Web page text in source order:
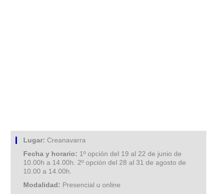
Lugar:Creanavarra
Fecha y horario: 1º opción del 19 al 22 de junio de
10.00h a 14.00h. 2º opción del 28 al 31 de agosto de
10.00 a 14.00h.
Modalidad: Presencial u online